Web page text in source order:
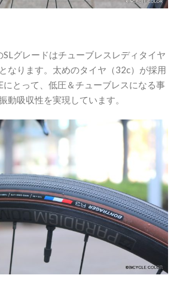
SLグレードはチューブレスレディタイヤ
なります。太めのタイヤ（32c）が採用
にとって、低圧＆チューブレスになる事
動吸収性を実現しています。